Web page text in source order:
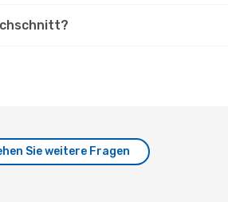
Sie weitere Fragen